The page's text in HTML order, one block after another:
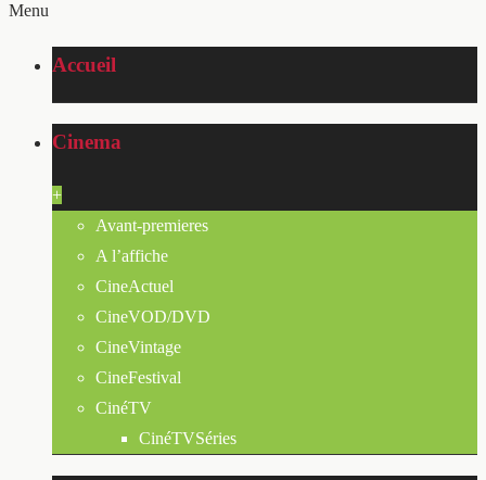
Menu
Accueil
Cinema
+
Avant-premieres
A l’affiche
CineActuel
CineVOD/DVD
CineVintage
CineFestival
CinéTV
CinéTVSéries